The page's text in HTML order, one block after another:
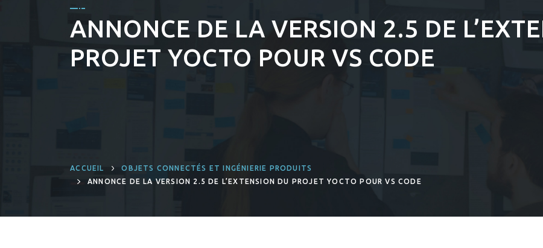
ANNONCE DE LA VERSION 2.5 DE
PROJET YOCTO POUR VS CODE
ACCUEIL
OBJETS CONNECTÉS ET INGÉNIERIE PRODUITS
ANNONCE DE LA VERSION 2.5 DE L’EXTENSION DU PROJET YOCTO POUR VS CODE